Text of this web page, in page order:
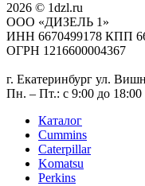
2026 © 1dzl.ru
ООО «ДИЗЕЛЬ 1»
ИНН 6670499178 КПП
ОГРН 1216600004367
г. Екатеринбург ул.
Пн. – Пт.: с 9:00 до 18:00
Каталог
Cummins
Caterpillar
Komatsu
Perkins